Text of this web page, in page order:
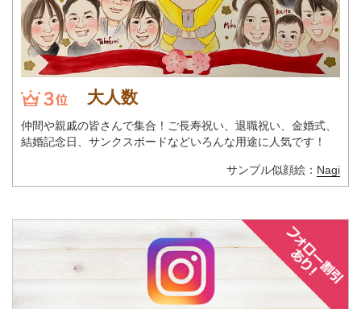
大人数
仲間や親戚の皆さんで集合！ご長寿祝い、退職祝い、金婚式、
結婚記念日、サンクスボードなどいろんな用途に人気です！
サンプル似顔絵： Nagi